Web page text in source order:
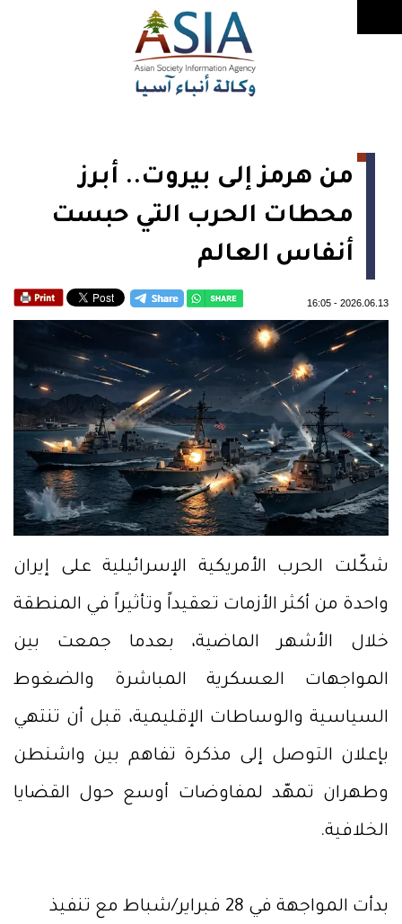
من هرمز إلى بيروت.. أبرز
محطات الحرب التي حبست
أنفاس العالم
2026.06.13
-
16:05
شكّلت الحرب الأمريكية الإسرائيلية على إيران
واحدة من أكثر الأزمات تعقيداً وتأثيراً في المنطقة
خلال الأشهر الماضية، بعدما جمعت بين
المواجهات العسكرية المباشرة والضغوط
السياسية والوساطات الإقليمية، قبل أن تنتهي
بإعلان التوصل إلى مذكرة تفاهم بين واشنطن
وطهران تمهّد لمفاوضات أوسع حول القضايا
الخلافية.
بدأت المواجهة في 28 فبراير/شباط مع تنفيذ